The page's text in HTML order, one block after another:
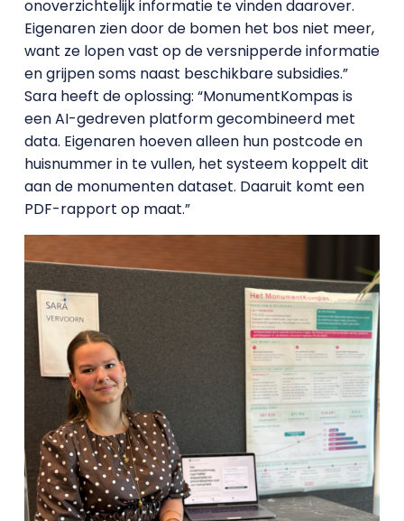
onoverzichtelijk informatie te vinden daarover.
Eigenaren zien door de bomen het bos niet meer,
want ze lopen vast op de versnipperde informatie
en grijpen soms naast beschikbare subsidies.”
Sara heeft de oplossing: “MonumentKompas is
een AI-gedreven platform gecombineerd met
data. Eigenaren hoeven alleen hun postcode en
huisnummer in te vullen, het systeem koppelt dit
aan de monumenten dataset. Daaruit komt een
PDF-rapport op maat.”